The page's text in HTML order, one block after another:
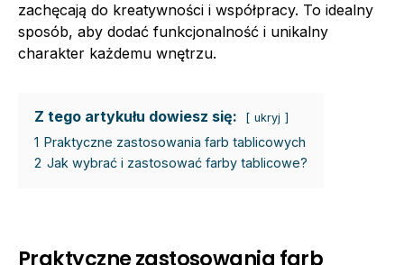
zachęcają do kreatywności i współpracy. To idealny
sposób, aby dodać funkcjonalność i unikalny
charakter każdemu wnętrzu.
Z tego artykułu dowiesz się: ukryj
1 Praktyczne zastosowania farb tablicowych
2 Jak wybrać i zastosować farby tablicowe?
Praktyczne zastosowania farb